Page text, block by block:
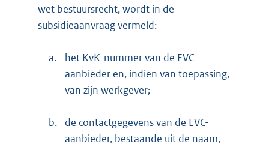
n
i
n
wet bestuursrecht, wordt in de
subsidieaanvraag vermeld:
a.
het KvK-nummer van de EVC-
aanbieder en, indien van toepassing,
van zijn werkgever;
b.
de contactgegevens van de EVC-
aanbieder, bestaande uit de naam,